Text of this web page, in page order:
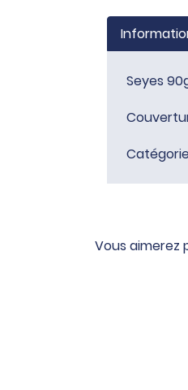
Seyes
Vous aimerez